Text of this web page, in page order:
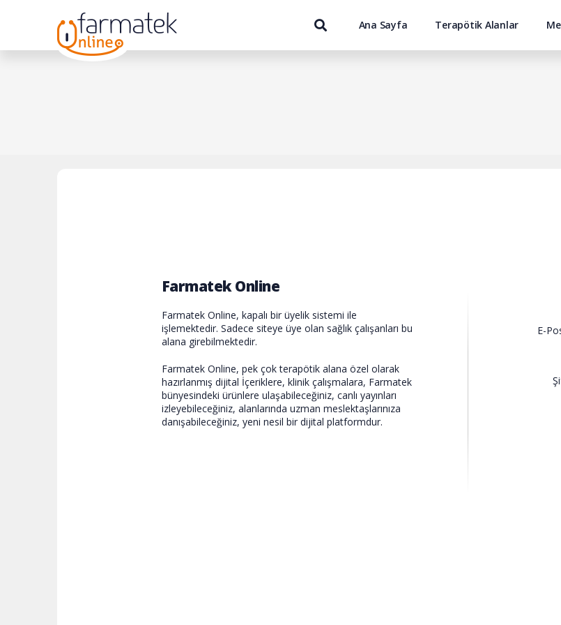
Ana Sayfa Terapötik Alanlar
Farmatek Online
Farmatek Online, kapalı bir üyelik sistemi ile
işlemektedir. Sadece siteye üye olan sağlık çalışanları bu
alana girebilmektedir.
Farmatek Online, pek çok terapötik alana özel olarak
hazırlanmış dijital İçeriklere, klinik çalışmalara, Farmatek
bünyesindeki ürünlere ulaşabileceğiniz, canlı yayınları
izleyebileceğiniz, alanlarında uzman meslektaşlarınıza
danışabileceğiniz, yeni nesil bir dijital platformdur.
E-